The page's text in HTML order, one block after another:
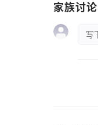
家族讨论
写